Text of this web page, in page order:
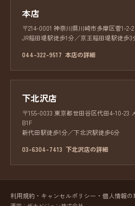
本店
〒214-0001 神奈川県川崎市多摩区菅1-2-
JR稲田堤駅徒歩1分／京王稲田堤駅徒歩3
044-322-9517 本店の詳細
下北沢店
〒155-0033 東京都世田谷区代田4-10-23
B1F
新代田駅徒歩1分／下北沢駅徒歩6分
03-6304-7413 下北沢店の詳細
利用規約・キャンセルポリシー・個人情報の